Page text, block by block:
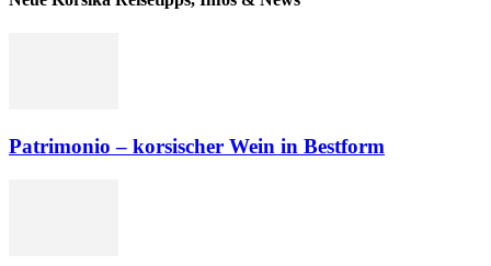
Patrimonio – korsischer Wein in Bestform